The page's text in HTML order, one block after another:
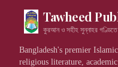
Tawheed
কুরআন ও সহীহ সুন্নাহর গণ্ডিতে
Bangladesh's premier
religious literature,